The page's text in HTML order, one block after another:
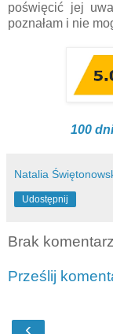
poświęcić jej
poznałam i nie
100
Natalia
Udostępnij
Brak
Prześlij
‹